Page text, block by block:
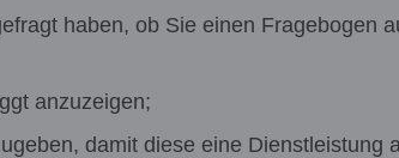
haben, ob Sie einen Fragebogen
anzuzeigen;
damit diese eine Dienstleistung